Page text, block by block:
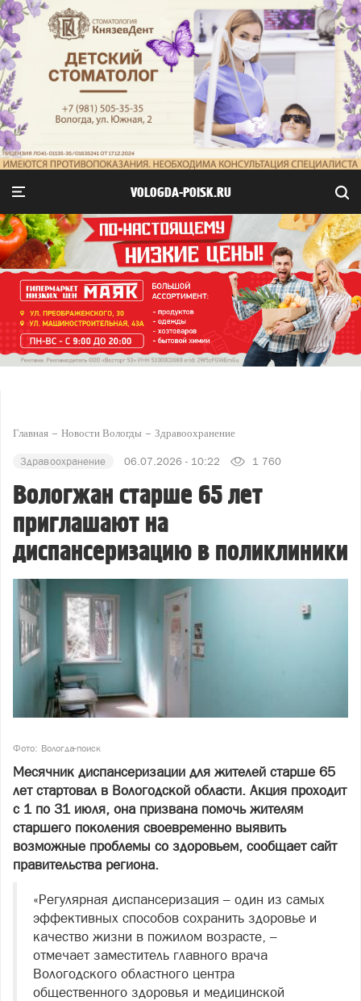
VOLOGDA-POISK.RU
Главная Новости Вологды Здравоохранение
Здравоохранение 06.07.2026 - 10:22 1 760
Вологжан старше 65 лет
приглашают на
диспансеризацию в поликлиники
Фото: Вологда-поиск
Месячник диспансеризации для жителей старше 65
лет стартовал в Вологодской области. Акция проходит
с 1 по 31 июля, она призвана помочь жителям
старшего поколения своевременно выявить
возможные проблемы со здоровьем, сообщает сайт
правительства региона.
«Регулярная диспансеризация – один из самых
эффективных способов сохранить здоровье и
качество жизни в пожилом возрасте, –
отмечает заместитель главного врача
Вологодского областного центра
общественного здоровья и медицинской